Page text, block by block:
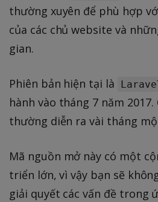
thường xuyên để phù hợp
của các chủ website và
gian.
Phiên bản hiện tại là
hành vào tháng 7 năm
thường diễn ra vài tháng
Mã nguồn mở này có một
triển lớn, vì vậy bạn sẽ
giải quyết các vấn đề trong